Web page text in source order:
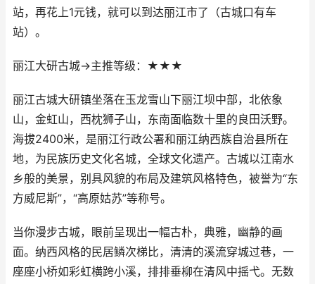
站，再花上1元钱，就可以到达丽江市了（古城口有车
站）。
丽江大研古城→主推等级：★★★
丽江古城大研镇坐落在玉龙雪山下丽江坝中部，北依象
山，金虹山，西枕狮子山，东南面临数十里的良田沃野。
海拔2400米，是丽江行政公署和丽江纳西族自治县所在
地，为民族历史文化名城，全球文化遗产。古城以江南水
乡般的美景，别具风貌的布局及建筑风格特色，被誉为“东
方威尼斯”，“高原姑苏”等称号。
当你漫步古城，眼前呈现出一幅古朴，典雅，幽静的画
面。纳西风格的民居鳞次梯比，清清的溪流穿城过巷，一
座座小桥如彩虹横跨小溪，排排垂柳在清风中摇弋。无数